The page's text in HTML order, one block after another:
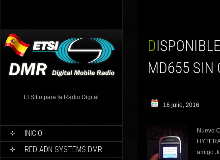
El Sitio para la Radio Digital
INICIO
RED ADN SYSTEMS DMR
DISPONIBLE TAMBIÉN CODEPLUGS PARA LA HYTERA
MD655 SIN
16 julio, 2016
Nuevo
amigo